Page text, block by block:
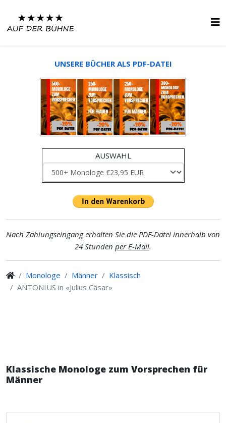
UNSERE BÜCHER ALS PDF-DATEI
AUSWAHL
Nach Zahlungseingang erhalten Sie die PDF-Datei innerhalb von
24 Stunden per E-Mail.
Monologe Männer
Klassisch
ANTONIUS in «Julius Cäsar»
Klassische Monologe zum Vorsprechen für
Männer